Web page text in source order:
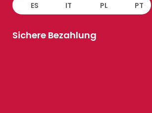
ES IT PL PT
Sichere Bezahlung